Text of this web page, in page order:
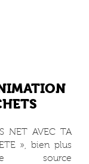
NET AVEC TA
», bien plus
source